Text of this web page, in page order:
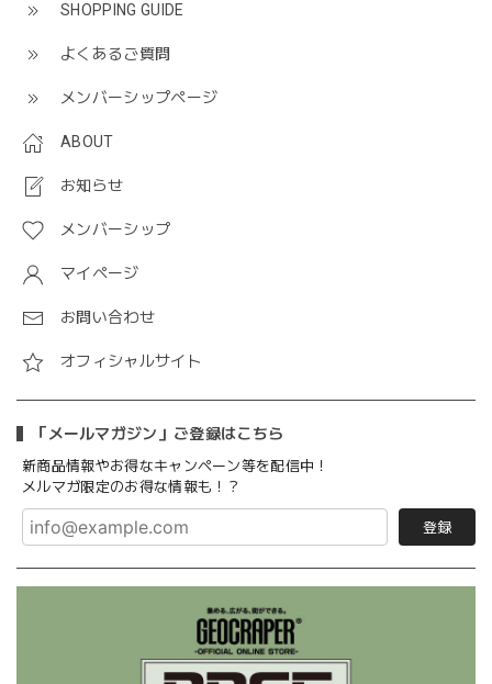
SHOPPING GUIDE
よくあるご質問
メンバーシップページ
ABOUT
お知らせ
メンバーシップ
マイページ
お問い合わせ
オフィシャルサイト
「メールマガジン」ご登録はこちら
新商品情報やお得なキャンペーン等を配信中！
メルマガ限定のお得な情報も！？
登録